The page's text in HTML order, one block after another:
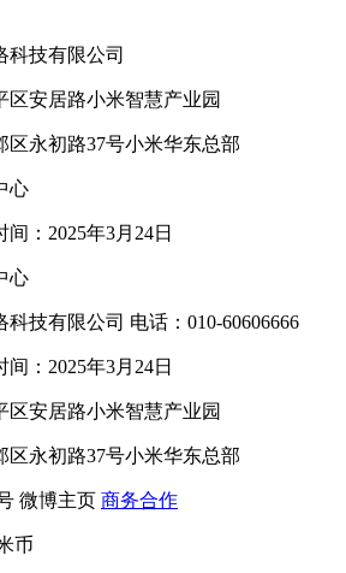
科技有限公司
区安居路小米智慧产业园
区永初路37号小米华东总部
心
间：2025年3月24日
心
技有限公司 电话：010-60606666
间：2025年3月24日
区安居路小米智慧产业园
区永初路37号小米华东总部
微博主页 商务合作
币